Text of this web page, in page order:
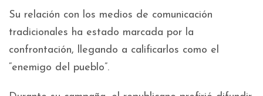
Su relación con los medios de comunicación
tradicionales ha estado marcada por la
confrontación, llegando a calificarlos como el
“enemigo del pueblo”.